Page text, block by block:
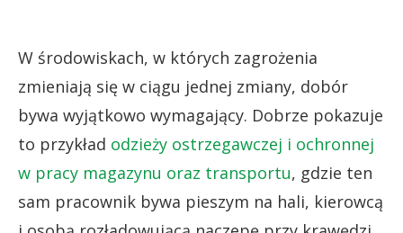
W środowiskach, w których zagrożenia
zmieniają się w ciągu jednej zmiany, dobór
bywa wyjątkowo wymagający. Dobrze pokazuje
to przykład odzieży ostrzegawczej i ochronnej
w pracy magazynu oraz transportu, gdzie ten
sam pracownik bywa pieszym na hali, kierowcą